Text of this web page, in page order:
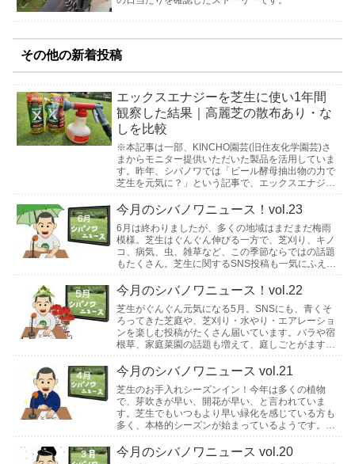
その他の新着投稿
エックスエナジーを芝生に使い1年間
観察した結果｜高麗芝の散布あり・な
しを比較
※本記事は一部、KINCHO園芸(旧住友化学園芸)さ
まからモニター提供いただいた製品を活用していま
す。昨年、シバノワでは「ビール酵母抽出物の力で
芝生を元気に？」という記事で、エックスエナジー
約1続きを読む
今月のシバノワニュース！vol.23
6月は終わりましたが、多くの地域はまだまだ梅雨
模様。芝生はぐんぐん伸びる一方で、芝刈り、キノ
コ、病気、虫、雑草など、この季節ならではの話題
もたくさん。芝生に関するSNS投稿も一気にふえた
ュース、続きを読む
今月のシバノワニュース！vol.22
芝生がぐんぐん元気になる5月。SNSにも、青くそ
ろってきた芝庭や、芝刈り・水やり・エアレーショ
ンを楽しむ投稿がたくさん届いています。バラや宿
根草、家庭菜園の話題も増えて、庭しごとがますま
の投稿と続きを読む
今月のシバノワニュース vol.21
芝生のお手入れシーズンイン！今年は多くの植物
で、芽吹きが早い、開花が早い、と言われていま
す。芝生でもいつもより早い緑化を感じている方も
多く、本格的シーズンが始まっているようです。芝
もいれば、次な続きを読む
今月のシバノワニュース vol.20